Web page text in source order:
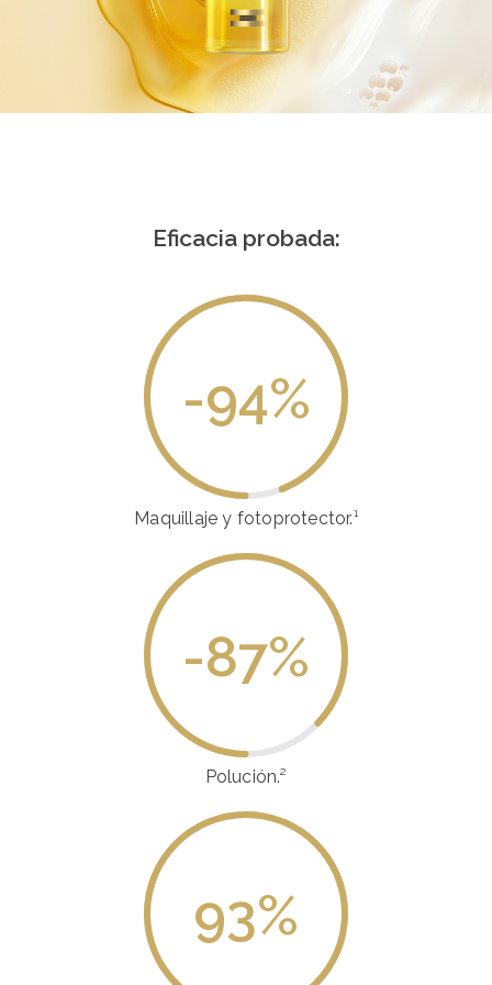
Eficacia probada:
-94%
Maquillaje y fotoprotector.¹
-87%
Polución.²
93%